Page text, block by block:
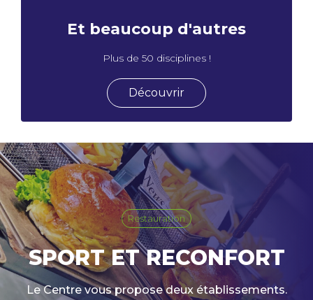
Et beaucoup d'autres
Plus de 50 disciplines !
Découvrir
Restauration
SPORT ET RECONFORT
Le Centre vous propose deux établissements.